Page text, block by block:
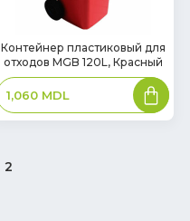
В
наличии
Контейнер пластиковый для
отходов MGB 120L, Красный
1,060 MDL
В
корзину
2